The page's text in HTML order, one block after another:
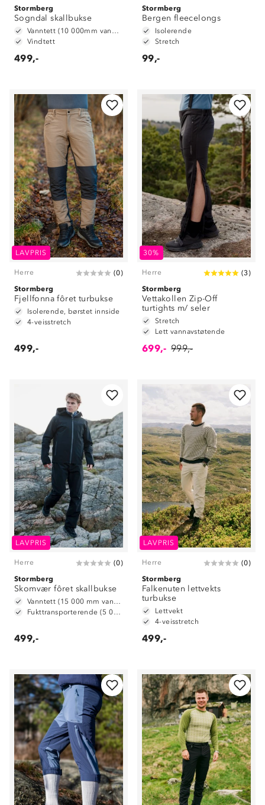
Stormberg
Sogndal skallbukse
Vanntett (10 000mm vannsøyle)
Vindtett
499,-
Stormberg
Bergen fleecelongs
Isolerende
Stretch
99,-
LAVPRIS
Herre (0)
Stormberg
Fjellfonna fôret turbukse
Isolerende, børstet innside
4-veisstretch
499,-
30%
Herre (3)
Stormberg
Vettakollen Zip-Off
turtights m/ seler
Stretch
Lett vannavstøtende
699,- 999,-
LAVPRIS
Herre (0)
Stormberg
Skomvær fôret skallbukse
Vanntett (15 000 mm vannsøyle)
Fukttransporterende (5 000 g/ m2/ 24t)
499,-
LAVPRIS
Herre (0)
Stormberg
Falkenuten lettvekts
turbukse
Lettvekt
4-veisstretch
499,-